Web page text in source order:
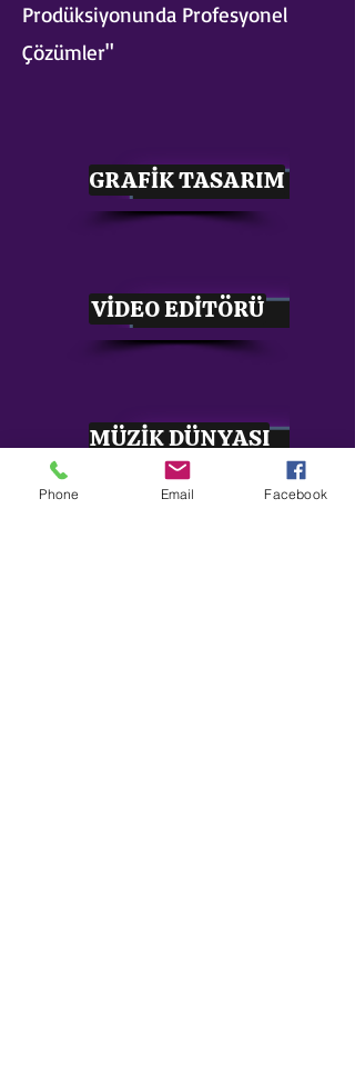
Prodüksiyonunda Profesyonel
Çözümler"
GRAFİK TASARIM
VİDEO EDİTÖRÜ
MÜZİK DÜNYASI
s8sonsuz@gmail.com
Phone Email Facebook